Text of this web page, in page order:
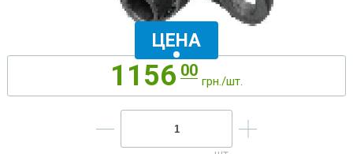
1156 00
грн./шт.
ЦЕНА